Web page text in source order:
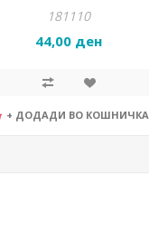
181110
44,00 ден
+ ДОДАДИ ВО КОШНИЧКА